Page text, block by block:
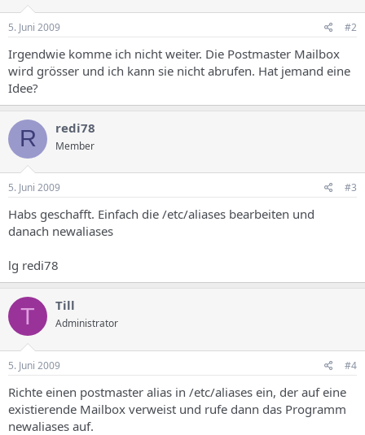
5. Juni 2009 #2
Irgendwie komme ich nicht weiter. Die Postmaster Mailbox
wird grösser und ich kann sie nicht abrufen. Hat jemand eine
Idee?
R redi78
Member
5. Juni 2009 #3
Habs geschafft. Einfach die /etc/aliases bearbeiten und
danach newaliases
lg redi78
T Till
Administrator
5. Juni 2009 #4
Richte einen postmaster alias in /etc/aliases ein, der auf eine
existierende Mailbox verweist und rufe dann das Programm
newaliases auf.